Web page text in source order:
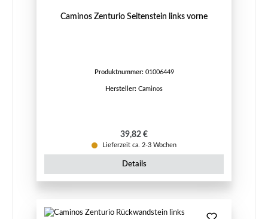
Caminos Zenturio Seitenstein links vorne
Produktnummer: 01006449
Hersteller: Caminos
Regulärer Preis:
39,82 €
Lieferzeit ca. 2-3 Wochen
Details